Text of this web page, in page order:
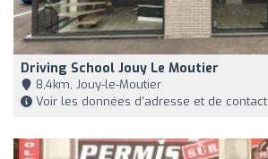
Driving School Jouy Le Moutier
8,4km, Jouy-le-Moutier
Voir les données d'adresse et de contact